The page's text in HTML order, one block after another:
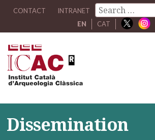
CONTACT INTRANET
EN
CAT
Dissemination